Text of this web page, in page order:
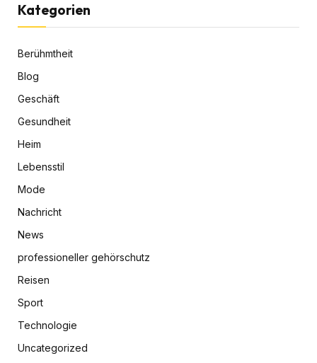
Kategorien
Berühmtheit
Blog
Geschäft
Gesundheit
Heim
Lebensstil
Mode
Nachricht
News
professioneller gehörschutz
Reisen
Sport
Technologie
Uncategorized